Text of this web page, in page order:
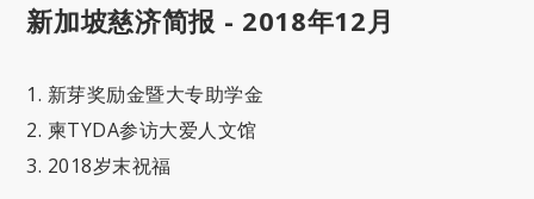
新加坡慈济简报 - 2018年12月
1. 新芽奖励金暨大专助学金
2. 柬TYDA参访大爱人文馆
3. 2018岁末祝福